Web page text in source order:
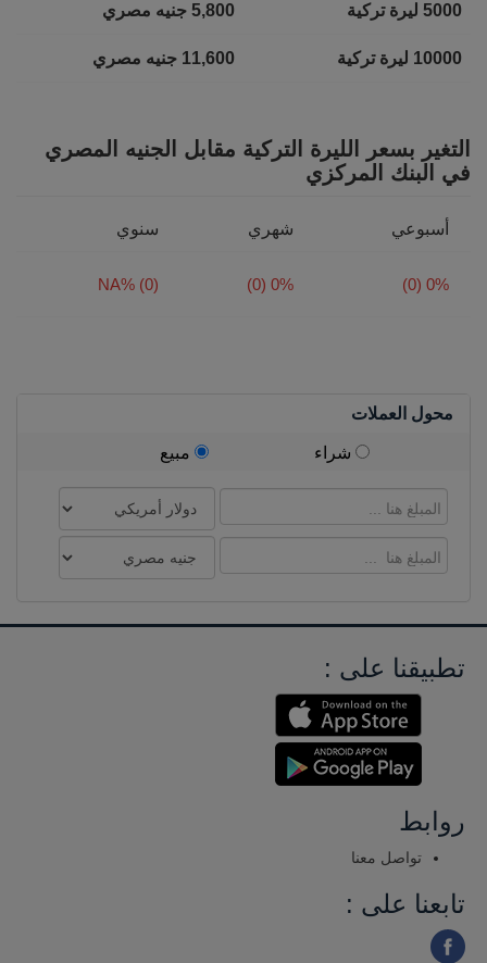
5000 ليرة تركية 5,800 جنيه مصري
10000 ليرة تركية 11,600 جنيه مصري
التغير بسعر الليرة التركية مقابل الجنيه المصري
في البنك المركزي
أسبوعي شهري سنوي
0% (0)
0% (0)
NA% (0)
محول العملات
شراء مبيع
تطبيقنا على :
روابط
تواصل معنا
تابعنا على :